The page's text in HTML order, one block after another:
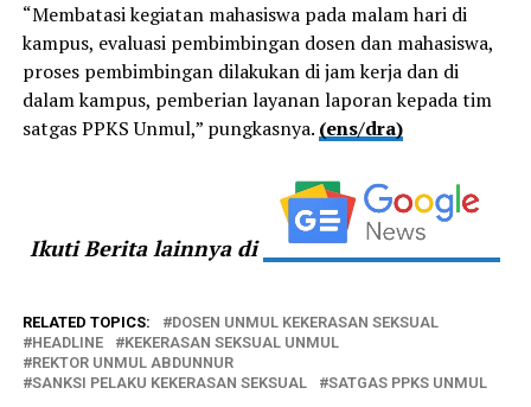
“Membatasi kegiatan mahasiswa pada malam hari di
kampus, evaluasi pembimbingan dosen dan mahasiswa,
proses pembimbingan dilakukan di jam kerja dan di
dalam kampus, pemberian layanan laporan kepada tim
satgas PPKS Unmul,” pungkasnya. (ens/dra)
Ikuti Berita lainnya di
RELATED TOPICS:
DOSEN UNMUL KEKERASAN SEKSUAL
HEADLINE
KEKERASAN SEKSUAL UNMUL
REKTOR UNMUL ABDUNNUR
SANKSI PELAKU KEKERASAN SEKSUAL
SATGAS PPKS UNMUL